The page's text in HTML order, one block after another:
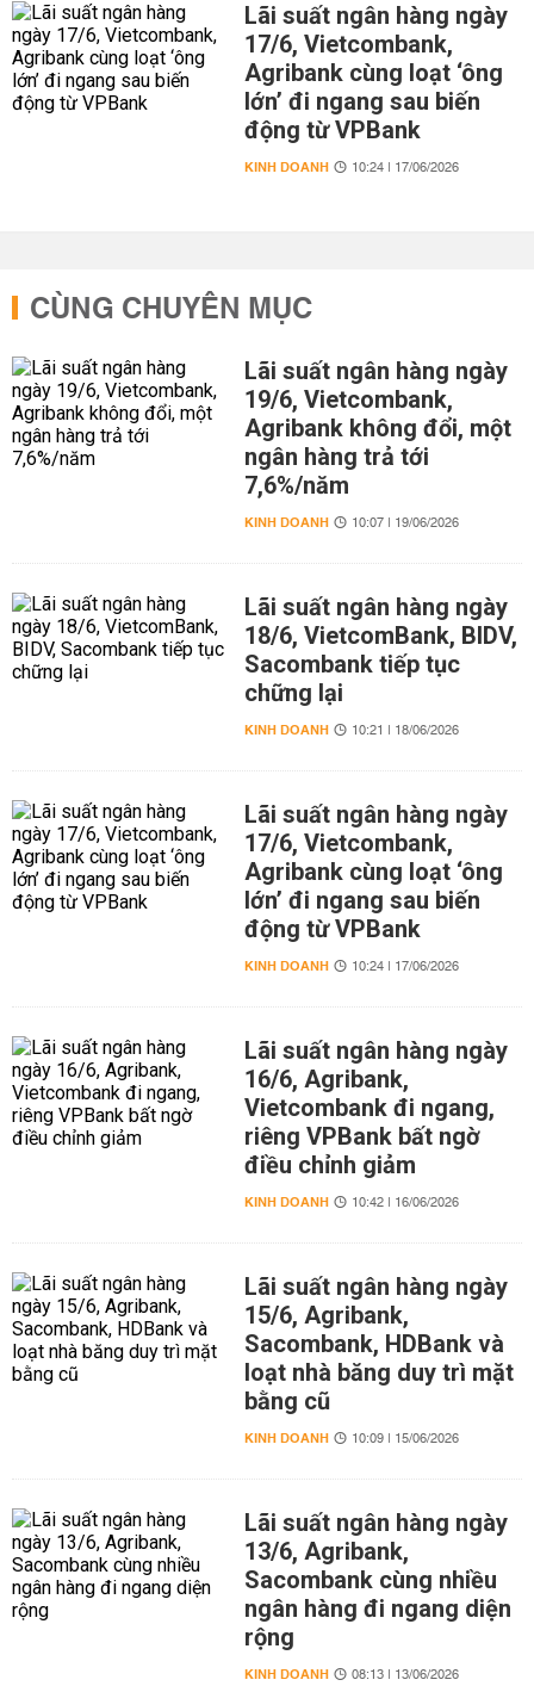
Lãi suất ngân hàng ngày
17/6, Vietcombank,
Agribank cùng loạt ‘ông
lớn’ đi ngang sau biến
động từ VPBank
KINH DOANH 10:24 | 17/06/2026
CÙNG CHUYÊN MỤC
Lãi suất ngân hàng ngày
19/6, Vietcombank,
Agribank không đổi, một
ngân hàng trả tới
7,6%/năm
KINH DOANH 10:07 | 19/06/2026
Lãi suất ngân hàng ngày
18/6, VietcomBank, BIDV,
Sacombank tiếp tục
chững lại
KINH DOANH 10:21 | 18/06/2026
Lãi suất ngân hàng ngày
17/6, Vietcombank,
Agribank cùng loạt ‘ông
lớn’ đi ngang sau biến
động từ VPBank
KINH DOANH 10:24 | 17/06/2026
Lãi suất ngân hàng ngày
16/6, Agribank,
Vietcombank đi ngang,
riêng VPBank bất ngờ
điều chỉnh giảm
KINH DOANH 10:42 | 16/06/2026
Lãi suất ngân hàng ngày
15/6, Agribank,
Sacombank, HDBank và
loạt nhà băng duy trì mặt
bằng cũ
KINH DOANH 10:09 | 15/06/2026
Lãi suất ngân hàng ngày
13/6, Agribank,
Sacombank cùng nhiều
ngân hàng đi ngang diện
rộng
KINH DOANH 08:13 | 13/06/2026